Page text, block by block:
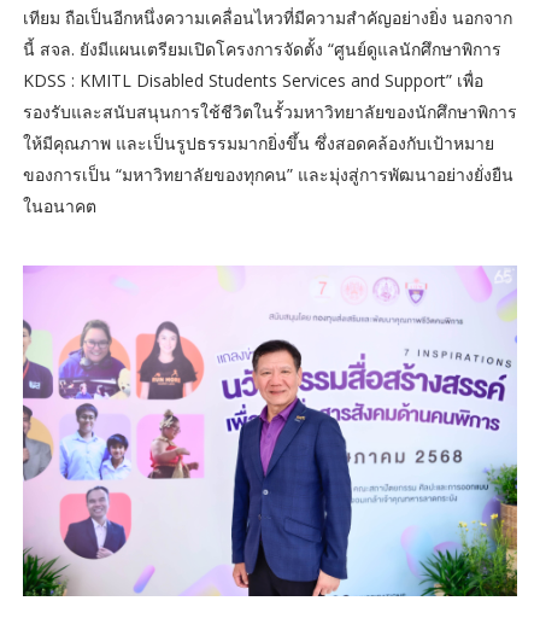
เทียม ถือเป็นอีกหนึ่งความเคลื่อนไหวที่มีความสำคัญอย่างยิ่ง นอกจาก
นี้ สจล. ยังมีแผนเตรียมเปิดโครงการจัดตั้ง “ศูนย์ดูแลนักศึกษาพิการ
KDSS : KMITL Disabled Students Services and Support” เพื่อ
รองรับและสนับสนุนการใช้ชีวิตในรั้วมหาวิทยาลัยของนักศึกษาพิการ
ให้มีคุณภาพ และเป็นรูปธรรมมากยิ่งขึ้น ซึ่งสอดคล้องกับเป้าหมาย
ของการเป็น “มหาวิทยาลัยของทุกคน” และมุ่งสู่การพัฒนาอย่างยั่งยืน
ในอนาคต